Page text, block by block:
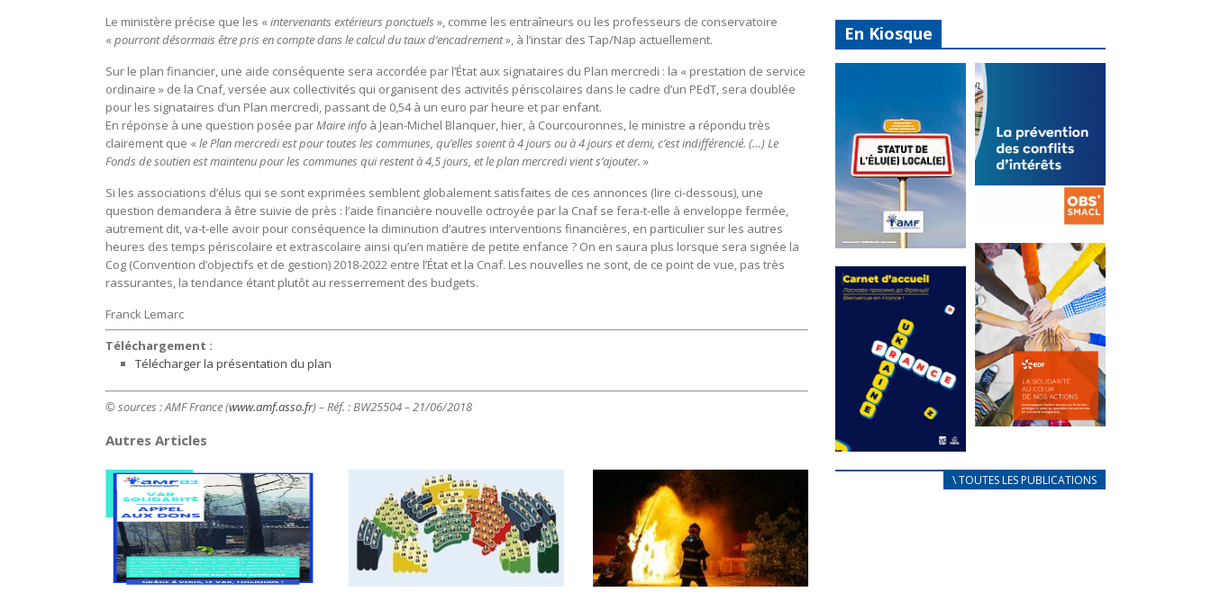
Le ministère précise que les « intervenants extérieurs ponctuels », comme les entraîneurs ou les professeurs de conservatoire
« pourront désormais être pris en compte dans le calcul du taux d’encadrement», à l’instar des Tap/Nap actuellement.
Sur le plan financier, une aide conséquente sera accordée par l’État aux signataires du Plan mercredi : la « prestation de service
ordinaire » de la Cnaf, versée aux collectivités qui organisent des activités périscolaires dans le cadre d’un PEdT, sera doublée
pour les signataires d’un Plan mercredi, passant de 0,54 à un euro par heure et par enfant.
En réponse à une question posée parMaire info à Jean-Michel Blanquer, hier, à Courcouronnes, le ministre a répondu très
clairement que « le Plan mercredi est pour toutes les communes, qu’elles soient à 4 jours ou à 4 jours et demi, c’est indifférencié. (…) Le
Fonds de soutien est maintenu pour les communes qui restent à 4,5 jours, et le plan mercredi vient s’ajouter. »
Si les associations d’élus qui se sont exprimées semblent globalement satisfaites de ces annonces (lire ci-dessous), une
question demandera à être suivie de près : l’aide financière nouvelle octroyée par la Cnaf se fera-t-elle à enveloppe fermée,
autrement dit, va-t-elle avoir pour conséquence la diminution d’autres interventions financières, en particulier sur les autres
heures des temps périscolaire et extrascolaire ainsi qu’en matière de petite enfance ? On en saura plus lorsque sera signée la
Cog (Convention d’objectifs et de gestion) 2018-2022 entre l’État et la Cnaf. Les nouvelles ne sont, de ce point de vue, pas très
rassurantes, la tendance étant plutôt au resserrement des budgets.
Franck Lemarc
Téléchargement :
Télécharger la présentation du plan
© sources : AMF France (www.amf.asso.fr) – Réf. : BW25504 – 21/06/2018
Autres Articles
En Kiosque
Statut de
l’élu local
Mise à jour avril
2024
FEUILLETER
La
prévention
des conflits
d’intérêts
18 septembre 2023
FEUILLETER
au coeur de
nos actions
\ TOUTES LES PUBLICATIONS